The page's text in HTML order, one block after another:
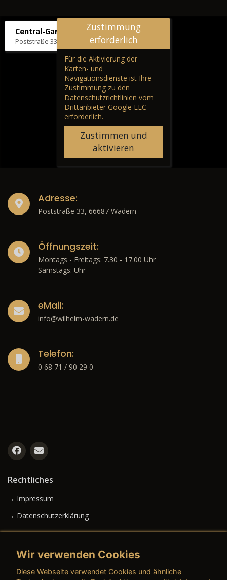
Central-Garage H. Wilhelm
Poststraße 33, 66687 Wadern
Zustimmung
erforderlich
Für die Aktivierung der
Karten- und
Navigationsdienste ist Ihre
Zustimmung zu den
Datenschutzrichtlinien vom
Drittanbieter Google LLC
erforderlich.
Zustimmen und
aktivieren
Adresse:
Poststraße 33, 66687 Wadern
Öffnungszeit:
Montags - Freitags: 7.30 - 17.00 Uhr
Samstags: Uhr
eMail:
info@wilhelm-wadern.de
Telefon:
0 68 71 / 90 29 0
Rechtliches
→ Impressum
→ Datenschutzerklärung
Wir verwenden Cookies
Diese Webseite verwendet Cookies und ähnliche